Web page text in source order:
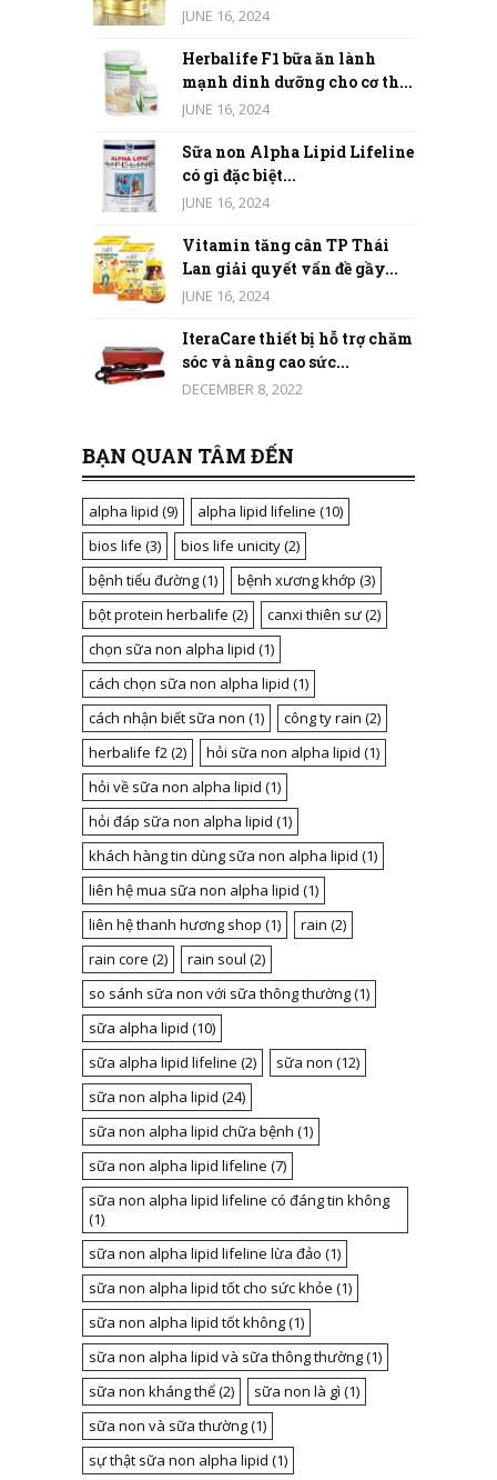
JUNE 16, 2024
Herbalife F1 bữa ăn lành
mạnh dinh dưỡng cho cơ th...
JUNE 16, 2024
Sữa non Alpha Lipid Lifeline
có gì đặc biệt...
JUNE 16, 2024
Vitamin tăng cân TP Thái
Lan giải quyết vấn đề gầy...
JUNE 16, 2024
IteraCare thiết bị hỗ trợ chăm
sóc và nâng cao sức...
DECEMBER 8, 2022
BẠN QUAN TÂM ĐẾN
alpha lipid (9) alpha lipid lifeline (10)
bios life (3) bios life unicity(2)
bệnh tiểu đường(1) bệnh xương khớp (3)
bột protein herbalife (2) canxi thiên sư(2)
chọn sữa non alpha lipid (1)
cách chọn sữa non alpha lipid (1)
cách nhận biết sữa non (1) công ty rain (2)
herbalife f2(2) hỏi sữa non alpha lipid (1)
hỏi về sữa non alpha lipid (1)
hỏi đáp sữa non alpha lipid (1)
khách hàng tin dùng sữa non alpha lipid (1)
liên hệ mua sữa non alpha lipid (1)
liên hệ thanh hương shop (1) rain (2)
rain core (2) rain soul (2)
so sánh sữa non với sữa thông thường(1)
sữa alpha lipid (10)
sữa alpha lipid lifeline (2) sữa non (12)
sữa non alpha lipid (24)
sữa non alpha lipid chữa bệnh (1)
sữa non alpha lipid lifeline (7)
sữa non alpha lipid lifeline có đáng tin không
(1)
sữa non alpha lipid lifeline lừa đảo (1)
sữa non alpha lipid tốt cho sức khỏe (1)
sữa non alpha lipid tốt không(1)
sữa non alpha lipid và sữa thông thường(1)
sữa non kháng thể(2) sữa non là gì (1)
sữa non và sữa thường(1)
sự thật sữa non alpha lipid (1)